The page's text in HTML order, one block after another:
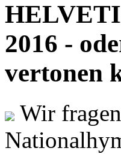
2016 -
vertonen
Wir